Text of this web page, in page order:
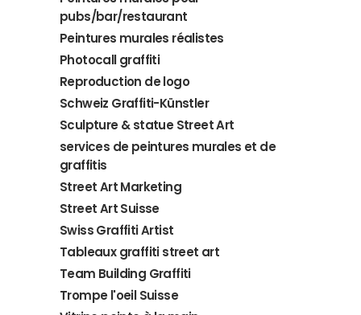
pubs/bar/restaurant
Peintures murales réalistes
Photocall graffiti
Reproduction de logo
Schweiz Graffiti-Künstler
Sculpture & statue Street Art
services de peintures murales et de
graffitis
Street Art Marketing
Street Art Suisse
Swiss Graffiti Artist
Tableaux graffiti street art
Team Building Graffiti
Trompe l'oeil Suisse